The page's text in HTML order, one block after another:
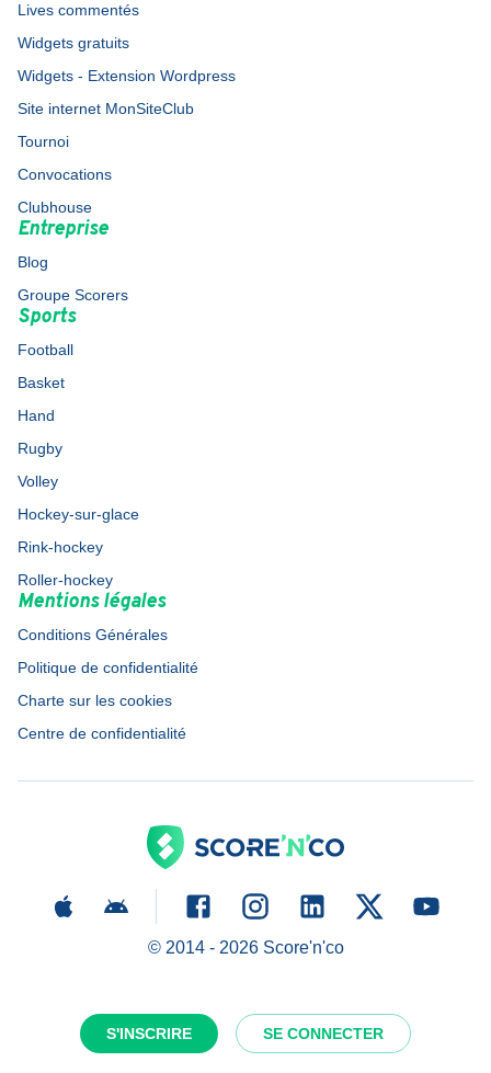
S'INSCRIRE SE CONNECTER
Lives commentés
Widgets gratuits
Widgets - Extension Wordpress
Site internet MonSiteClub
Tournoi
Convocations
Clubhouse
Entreprise
Blog
Groupe Scorers
Sports
Football
Basket
Hand
Rugby
Volley
Hockey-sur-glace
Rink-hockey
Roller-hockey
Mentions légales
Conditions Générales
Politique de confidentialité
Charte sur les cookies
Centre de confidentialité
© 2014 - 2026Score'n'co